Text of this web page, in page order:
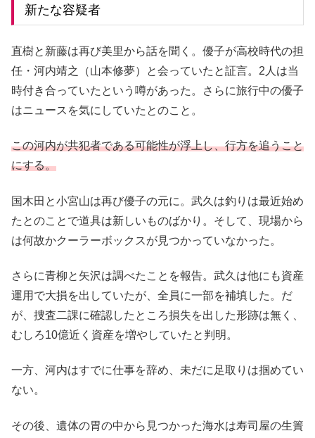
新たな容疑者
直樹と新藤は再び美里から話を聞く。優子が高校時代の担
任・河内靖之（山本修夢）と会っていたと証言。2人は当
時付き合っていたという噂があった。さらに旅行中の優子
はニュースを気にしていたとのこと。
この河内が共犯者である可能性が浮上し、行方を追うこと
にする。
国木田と小宮山は再び優子の元に。武久は釣りは最近始め
たとのことで道具は新しいものばかり。そして、現場から
は何故かクーラーボックスが見つかっていなかった。
さらに青柳と矢沢は調べたことを報告。武久は他にも資産
運用で大損を出していたが、全員に一部を補填した。だ
が、捜査二課に確認したところ損失を出した形跡は無く、
むしろ10億近く資産を増やしていたと判明。
一方、河内はすでに仕事を辞め、未だに足取りは掴めてい
ない。
その後、遺体の胃の中から見つかった海水は寿司屋の生簀